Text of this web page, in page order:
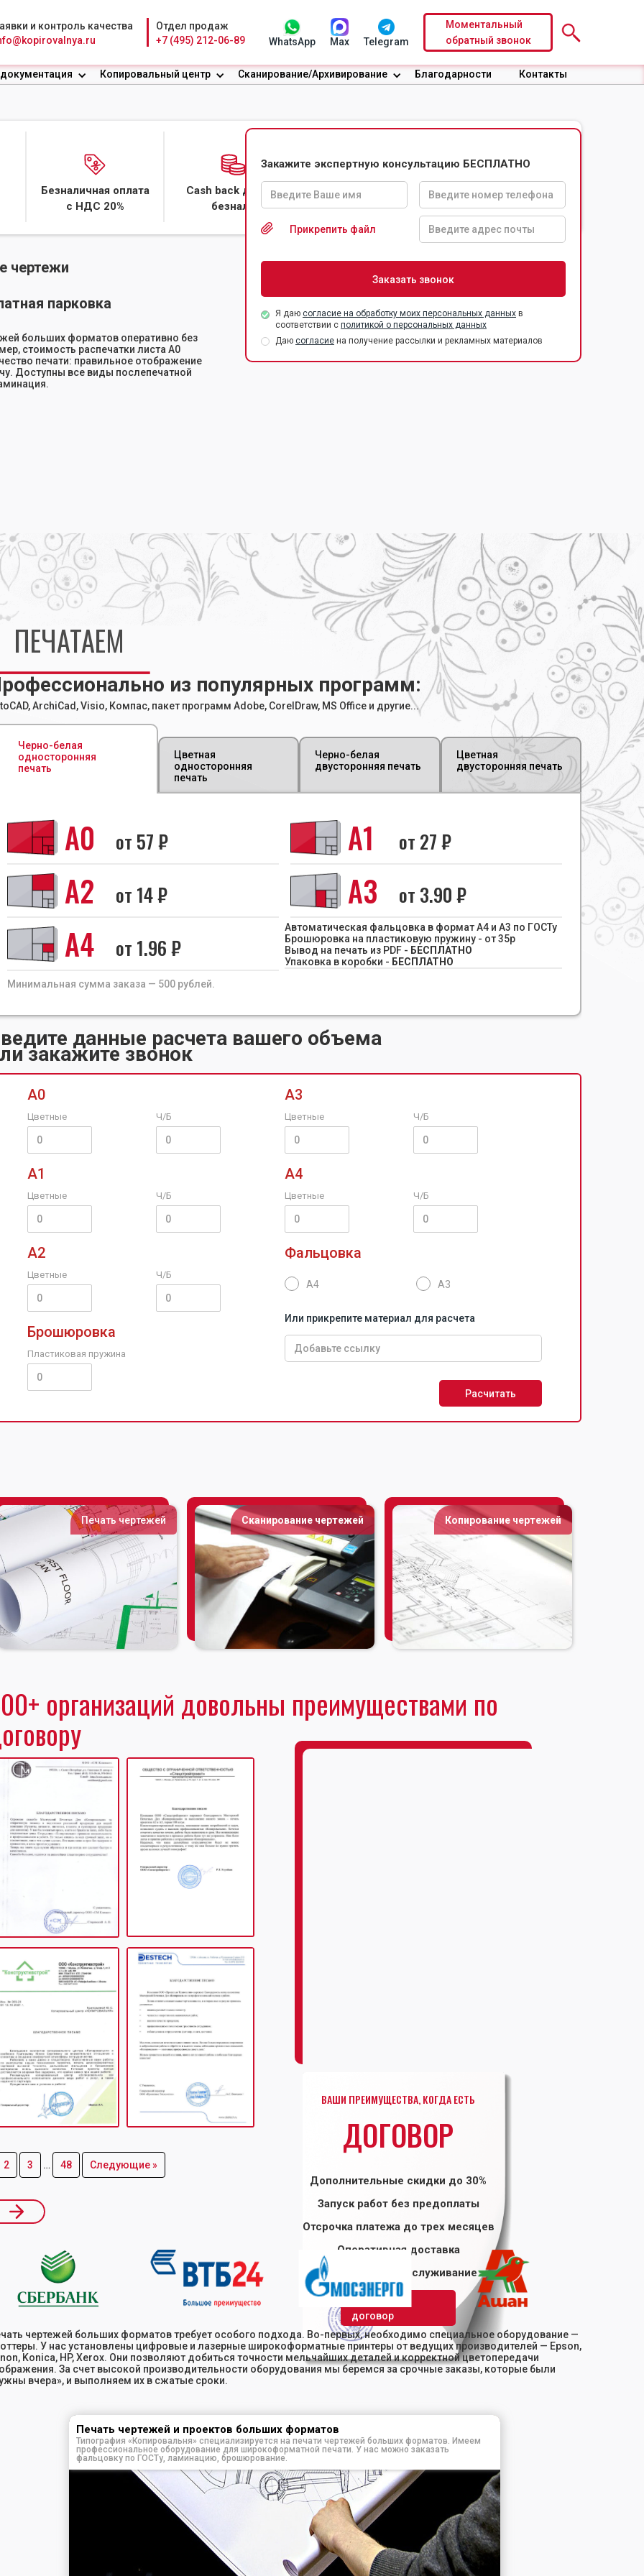
и контроль качества
Отдел продаж
+7 (495) 212-06-89
WhatsApp Max Telegram
Моментальный
обратный звонок
Копировальный центр Сканирование/Архивирование Благодарности Контакты
чертежи
парковка
больших форматов оперативно без
стоимость распечатки листа А0
печати: правильное отображение
Доступны все виды послепечатной
Безналичная оплата
с НДС 20%
Cash back даже с
безнала
Безопасность
информации
Доверительные
условия по
договору
Закажите экспертную консультацию БЕСПЛАТНО
Прикрепить файл
Я даю согласие на обработку моих персональных данных в
соответствии с политикой о персональных данных
Даю согласие на получение рассылки и рекламных материалов
форматов
ПЕЧАТАЕМ
из популярных программ:
ArchiCad, Visio, Компас, пакет программ Adobe, CorelDraw, MS Office и другие...
Черно-белая
односторонняя
печать
Цветная
односторонняя
печать
Черно-белая
двусторонняя печать
Цветная
двусторонняя печать
А0 от 57₽ А1 от 27₽
А2 от 14₽ А3 от 3.90₽
А4 от 1.96₽
Автоматическая фальцовка в формат А4 и А3 по ГОСТу
Брошюровка на пластиковую пружину - от 35р
Вывод на печать из PDF - БЕСПЛАТНО
Упаковка в коробки - БЕСПЛАТНО
Минимальная сумма заказа — 500 рублей.
данные расчета вашего объема
закажите звонок
А0
Цветные Ч/Б
А1
Цветные Ч/Б
А2
Цветные Ч/Б
Брошюровка
Пластиковая пружина
А3
Цветные Ч/Б
А4
Цветные Ч/Б
Фальцовка
А4 А3
Или прикрепите материал для расчета
Расчитать
Печать чертежей Сканирование чертежей Копирование чертежей
организаций довольны преимуществами по
ВАШИ ПРЕИМУЩЕСТВА, КОГДА ЕСТЬ
ДОГОВОР
Дополнительные скидки до 30%
Запуск работ без предоплаты
Отсрочка платежа до трех месяцев
Оперативная доставка
Приоритетное обслуживание
Заключить
договор
2 3 … 48 Следующие »
чертежей больших форматов требует особого подхода. Во-первых, необходимо специальное оборудование —
У нас установлены цифровые и лазерные широкоформатные принтеры от ведущих производителей — Epson,
Konica, HP, Xerox. Они позволяют добиться точности мельчайших деталей и корректной цветопередачи
За счет высокой производительности оборудования мы беремся за срочные заказы, которые были
вчера», и выполняем их в сжатые сроки.
Печать чертежей и проектов больших форматов
Типография «Копировальня» специализируется на печати чертежей больших форматов. Имеем
профессиональное оборудование для широкоформатной печати. У нас можно заказать
фальцовку по ГОСТу, ламинацию, брошюрование.